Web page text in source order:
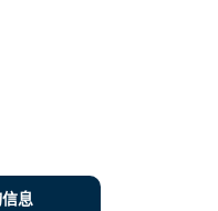
息